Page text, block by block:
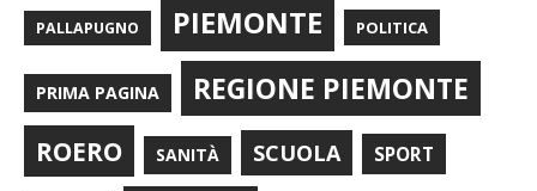
PALLAPUGNO PIEMONTE POLITICA
PRIMA PAGINA REGIONE PIEMONTE
ROERO SANITÀ SCUOLA SPORT